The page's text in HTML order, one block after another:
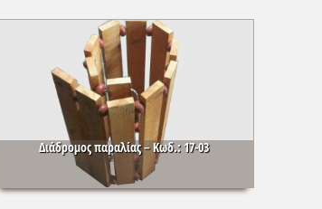
Διάδρομος παραλίας – Κωδ.: 17-03